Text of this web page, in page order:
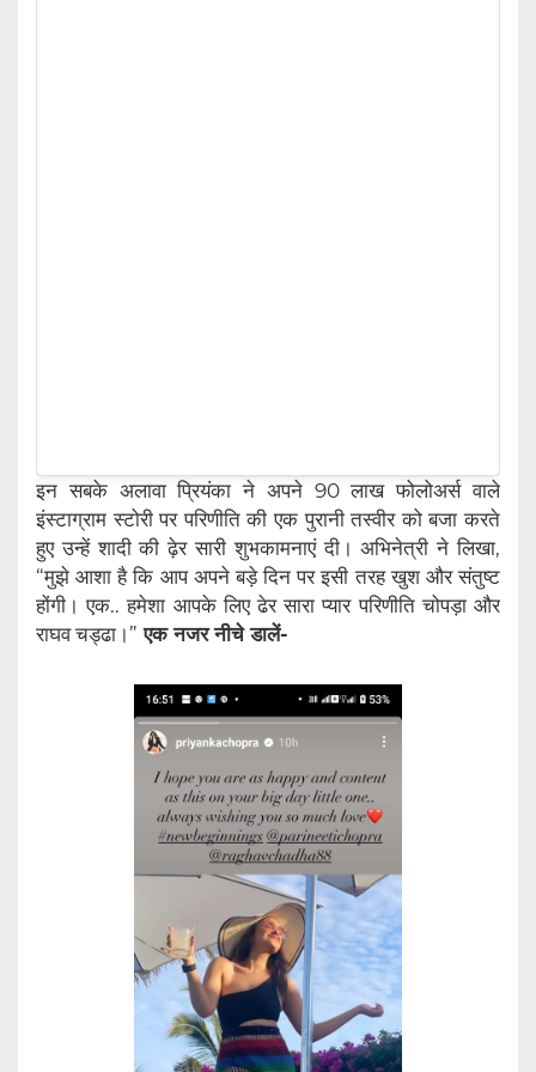
इन सबके अलावा प्रियंका ने अपने 90 लाख फोलोअर्स वाले
इंस्टाग्राम स्टोरी पर परिणीति की एक पुरानी तस्वीर को बजा करते
हुए उन्हें शादी की ढ़ेर सारी शुभकामनाएं दी। अभिनेत्री ने लिखा,
“मुझे आशा है कि आप अपने बड़े दिन पर इसी तरह खुश और संतुष्ट
होंगी। एक.. हमेशा आपके लिए ढेर सारा प्यार परिणीति चोपड़ा और
राघव चड्ढा।” एक नजर नीचे डालें-